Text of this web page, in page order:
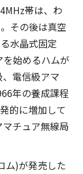
帯は、わ
その後は真空
水晶式固定
始めるハムが
電信級アマ
年の養成課程
的に増加して
チュア無線局
ム)が発売した